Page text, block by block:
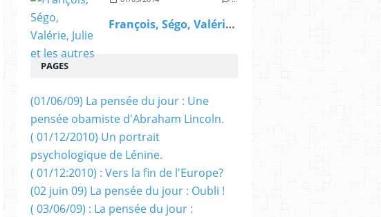
François, Ségo, Valérie, Julie et les autres
PAGES
(01/06/09) La pensée du jour : Une
pensée obamiste d'Abraham Lincoln.
( 01/12/2010) Un portrait
psychologique de Lénine.
( 01/12:2010) : Vers la fin de l'Europe?
(02 juin 09) La pensée du jour : Oubli !
( 03/06/09) : La pensée du jour :